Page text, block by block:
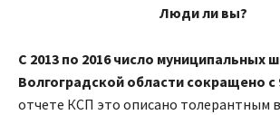
Люди ли вы?
С 2013 по 2016 число муниципальных
Волгоградской области сокращено с
отчете КСП это описано толерантным